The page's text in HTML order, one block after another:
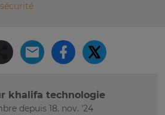
khalifa technologie
depuis 18. nov. '24